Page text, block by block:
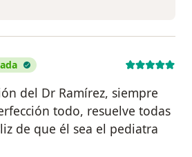
del Dr Ramírez, siempre
todo, resuelve todas
de que él sea el pediatra